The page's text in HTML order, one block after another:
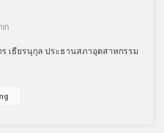
ร เธียรนุกุล ประธานสภาอุตสาหกรรม